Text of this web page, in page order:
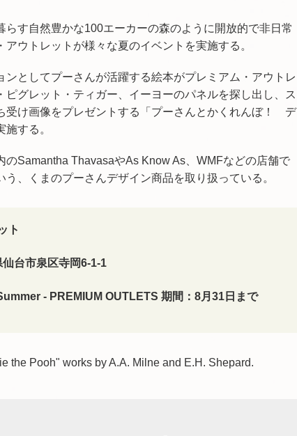
らす自然豊かな100エーカーの森のように開放的で非日常
ウトレットが様々な夏のイベントを実施する。
ンとしてプーさんが活躍する絵本がプレミアム・アウトレ
ピグレット・ティガー、イーヨーのパネルを探し出し、ス
受け画像をプレゼントする「プーさんとかくれんぼ！ デ
する。
のSamantha ThavasaやAs Know As、WMFなどの店舗で
、くまのプーさんデザイン商品を取り扱っている。
ト
台市泉区寺岡6-1-1
- PREMIUM OUTLETS 期間：8月31日まで
the Pooh" works by A.A. Milne and E.H. Shepard.